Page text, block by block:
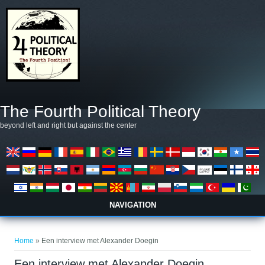
The Fourth Political Theory
beyond left and right but against the center
NAVIGATION
Home » Een interview met Alexander Doegin